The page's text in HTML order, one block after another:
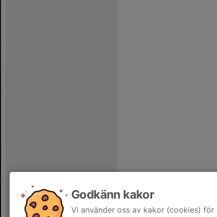
Godkänn kakor
Vi använder oss av kakor (cookies)